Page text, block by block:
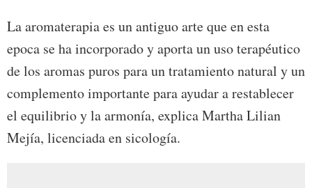
La aromaterapia es un antiguo arte que en esta
epoca se ha incorporado y aporta un uso terapéutico
de los aromas puros para un tratamiento natural y un
complemento importante para ayudar a restablecer
el equilibrio y la armonía, explica Martha Lilian
Mejía, licenciada en sicología.